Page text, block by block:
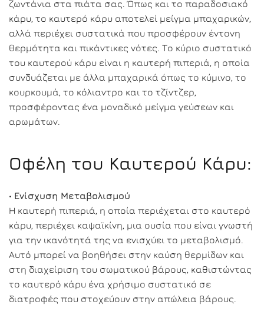
ζωντάνια στα πιάτα σας. Όπως και το παραδοσιακό
κάρυ, το καυτερό κάρυ αποτελεί μείγμα μπαχαρικών,
αλλά περιέχει συστατικά που προσφέρουν έντονη
θερμότητα και πικάντικες νότες. Το κύριο συστατικό
του καυτερού κάρυ είναι η καυτερή πιπεριά, η οποία
συνδυάζεται με άλλα μπαχαρικά όπως το κύμινο, το
κουρκουμά, το κόλιαντρο και το τζίντζερ,
προσφέροντας ένα μοναδικό μείγμα γεύσεων και
αρωμάτων.
Οφέλη του Καυτερού Κάρυ:
• Ενίσχυση Μεταβολισμού
Η καυτερή πιπεριά, η οποία περιέχεται στο καυτερό
κάρυ, περιέχει καψαϊκίνη, μια ουσία που είναι γνωστή
για την ικανότητά της να ενισχύει το μεταβολισμό.
Αυτό μπορεί να βοηθήσει στην καύση θερμίδων και
στη διαχείριση του σωματικού βάρους, καθιστώντας
το καυτερό κάρυ ένα χρήσιμο συστατικό σε
διατροφές που στοχεύουν στην απώλεια βάρους.